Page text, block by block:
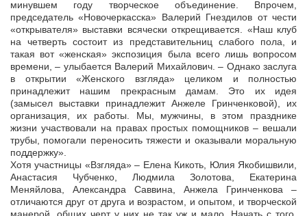
минувшем году творческое объединение. Впрочем,
председатель «Новочеркасска» Валерий Гнездилов от чести
«открывателя» выставки всячески открещивается. «Наш клуб
на четверть состоит из представительниц слабого пола, и
такая вот «женская» экспозиция была всего лишь вопросом
времени, – улыбается Валерий Михайлович. – Однако заслуга
в открытии «Женского взгляда» целиком и полностью
принадлежит нашим прекрасным дамам. Это их идея
(замысел выставки принадлежит Анжеле Гринченковой), их
организация, их работы. Мы, мужчины, в этом празднике
жизни участвовали на правах простых помощников – вешали
трубы, помогали переносить тяжести и оказывали моральную
поддержку».
Хотя участницы «Взгляда» – Елена Кикоть, Юлия Якобишвили,
Анастасия Чубченко, Людмила Золотова, Екатерина
Меняйлова, Александра Саввина, Анжела Гринченкова –
отличаются друг от друга и возрастом, и опытом, и творческой